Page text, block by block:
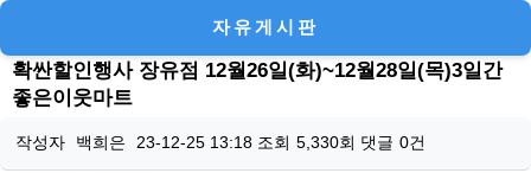
자유게시판
확싼할인행사 장유점 12월26일(화)~12월28일(목)3일간
좋은이웃마트
작성자 백희은 23-12-25 13:18조회 5,330회 댓글 0건